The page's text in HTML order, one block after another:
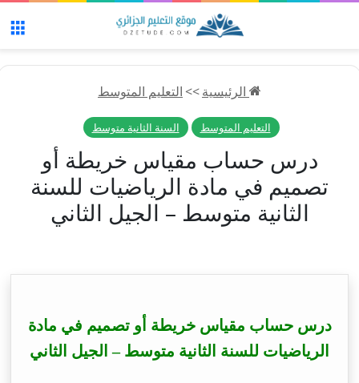
الرئيسية>>التعليم المتوسط
التعليم المتوسط السنة الثانية متوسط
درس حساب مقياس خريطة أو
تصميم في مادة الرياضيات للسنة
الثانية متوسط – الجيل الثاني
درس حساب مقياس خريطة أو تصميم في مادة
الرياضيات للسنة الثانية متوسط – الجيل الثاني